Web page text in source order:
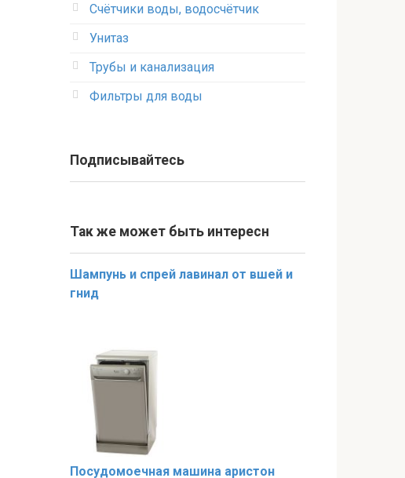
Счётчики воды, водосчётчик
Унитаз
Трубы и канализация
Фильтры для воды
Подписывайтесь
Так же может быть интересн
Шампунь и спрей лавинал от вшей и
гнид
Посудомоечная машина аристон